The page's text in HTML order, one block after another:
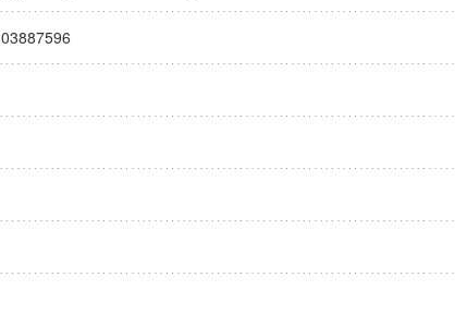
03887596